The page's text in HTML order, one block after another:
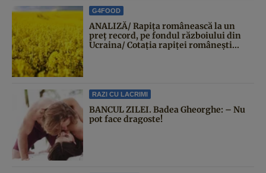
G4FOOD
ANALIZĂ/ Rapița românească la un
preț record, pe fondul războiului din
Ucraina/ Cotația rapiței românești...
RAZI CU LACRIMI
BANCUL ZILEI. Badea Gheorghe: – Nu
pot face dragoste!